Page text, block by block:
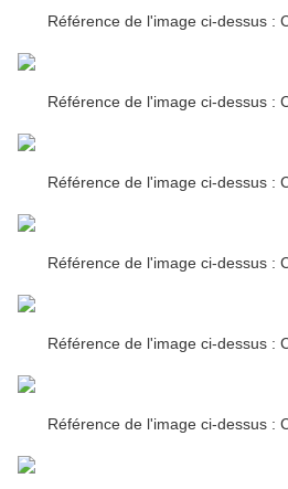
Référence de l'image ci-dessus :
Référence de l'image ci-dessus :
Référence de l'image ci-dessus :
Référence de l'image ci-dessus :
Référence de l'image ci-dessus :
Référence de l'image ci-dessus :